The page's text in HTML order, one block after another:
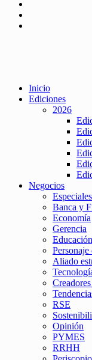
Inicio
Ediciones
2026
Negocios
Especiales
Banca y
Economía
Gerencia
Personaje
Aliado
RSE
Opinión
PYMES
RRHH